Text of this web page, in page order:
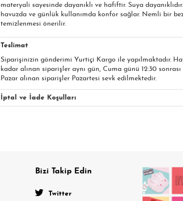
materyali sayesinde dayanıklı ve hafiftir. Suya
havuzda ve günlük kullanımda konfor sağlar. Nemli bir
temizlenmesi önerilir.
Teslimat
Siparişinizin gönderimi Yurtiçi Kargo ile yapılmaktadır.
kadar alınan siparişler aynı gün, Cuma günü 12:30
Pazar alınan siparişler Pazartesi sevk edilmektedir.
İptal ve İade Koşulları
Bizi Takip Edin
Twitter